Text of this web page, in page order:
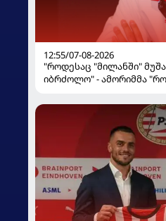
12:55/07-08-2026
"როდესაც "მილანში"
იბრძოლო" - ამორიმმა